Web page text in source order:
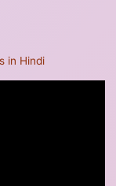
in Hindi